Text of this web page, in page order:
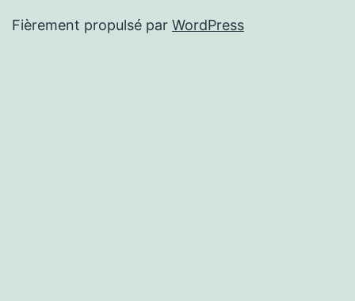
Fièrement propulsé par WordPress